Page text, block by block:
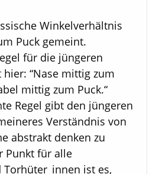
Winkelverhältnis
Puck gemeint.
für die jüngeren
“Nase mittig zum
mittig zum Puck.“
Regel gibt den jüngeren
Verständnis von
abstrakt denken zu
Punkt für alle
ist es,